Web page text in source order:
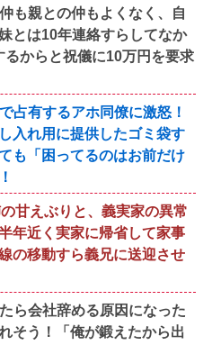
も親との仲もよくなく、自
とは10年連絡すらしてなか
からと祝儀に10万円を要求
占有するアホ同僚に激怒！
入れ用に提供したゴミ袋す
も「困ってるのはお前だけ
甘えぶりと、義実家の異常
年近く実家に帰省して家事
の移動すら義兄に送迎させ
ら会社辞める原因になった
そう！「俺が鍛えたから出